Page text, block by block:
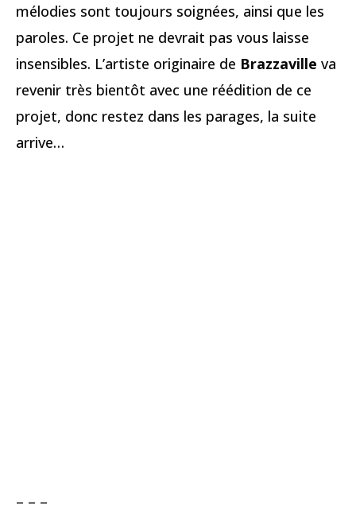
mélodies sont toujours soignées, ainsi que les
paroles. Ce projet ne devrait pas vous laisse
insensibles. L’artiste originaire de Brazzaville va
revenir très bientôt avec une réédition de ce
projet, donc restez dans les parages, la suite
arrive…
– – –